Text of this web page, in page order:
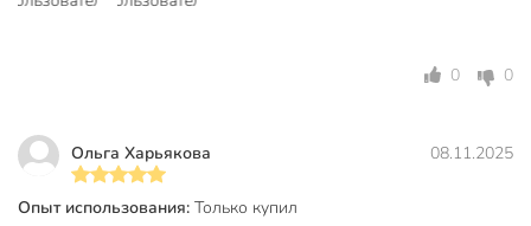
Настенный
Запасной блок
0 0
Ольга Харьякова 08.11.2025
Опыт использования: Только купил